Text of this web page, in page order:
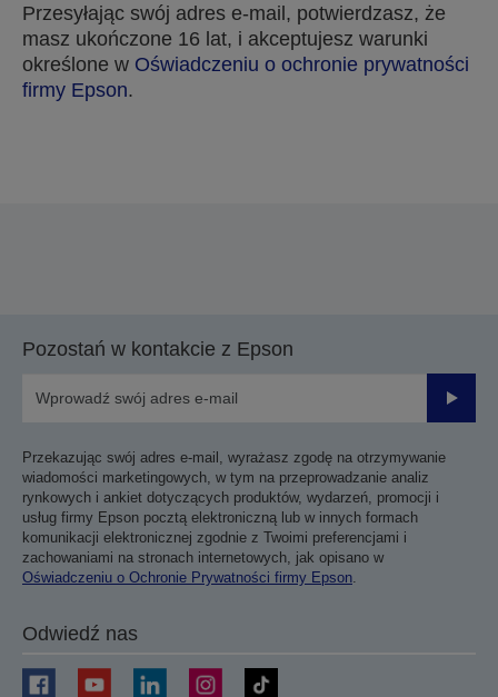
Przesyłając swój adres e-mail, potwierdzasz, że
masz ukończone 16 lat, i akceptujesz warunki
określone w Oświadczeniu o ochronie prywatności
firmy Epson.
Pozostań w kontakcie z Epson
Przekazując swój adres e-mail, wyrażasz zgodę na otrzymywanie
wiadomości marketingowych, w tym na przeprowadzanie analiz
rynkowych i ankiet dotyczących produktów, wydarzeń, promocji i
usług firmy Epson pocztą elektroniczną lub w innych formach
komunikacji elektronicznej zgodnie z Twoimi preferencjami i
zachowaniami na stronach internetowych, jak opisano w
Oświadczeniu o Ochronie Prywatności firmy Epson.
Odwiedź nas